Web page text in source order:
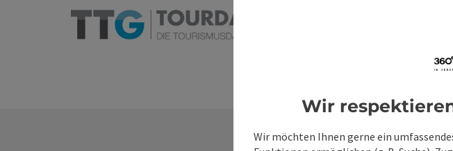
Wir
Wir möchten Ihnen gerne ein